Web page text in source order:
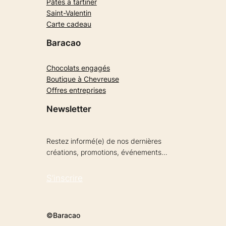
Pâtes à tartiner
Saint-Valentin
Carte cadeau
Baracao
Chocolats engagés
Boutique à Chevreuse
Offres entreprises
Newsletter
Restez informé(e) de nos dernières
créations, promotions, événements…
S’inscrire
©Baracao